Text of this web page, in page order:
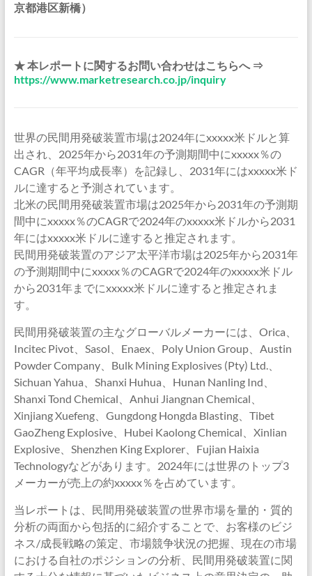
京都港区新橋）
★ 本レポートに関するお問い合わせはこちらへ ⇒
https://www.marketresearch.co.jp/inquiry
世界の民間用発破装置市場は2024年にxxxxx米ドルと算
出され、2025年から2031年の予測期間中にxxxxx％の
CAGR（年平均成長率）を記録し、2031年にはxxxxx米ド
ルに達すると予測されています。
北米の民間用発破装置市場は2025年から2031年の予測期
間中にxxxxx％のCAGRで2024年のxxxxx米ドルから2031
年にはxxxxx米ドルに達すると推定されます。
民間用発破装置のアジア太平洋市場は2025年から2031年
の予測期間中にxxxxx％のCAGRで2024年のxxxxx米ドル
から2031年までにxxxxx米ドルに達すると推定されま
す。
民間用発破装置の主なグローバルメーカーには、Orica、
Incitec Pivot、Sasol、Enaex、Poly Union Group、Austin
Powder Company、Bulk Mining Explosives (Pty) Ltd.、
Sichuan Yahua、Shanxi Huhua、Hunan Nanling Ind、
Shanxi Tond Chemical、Anhui Jiangnan Chemical、
Xinjiang Xuefeng、Gungdong Hongda Blasting、Tibet
GaoZheng Explosive、Hubei Kaolong Chemical、Xinlian
Explosive、Shenzhen King Explorer、Fujian Haixia
Technologyなどがあります。2024年には世界のトップ3
メーカーが売上の約xxxxx％を占めています。
当レポートは、民間用発破装置の世界市場を量的・質的
分析の両面から包括的に紹介することで、お客様のビジ
ネス/成長戦略の策定、市場競争状況の把握、現在の市場
における自社のポジションの分析、民間用発破装置に関